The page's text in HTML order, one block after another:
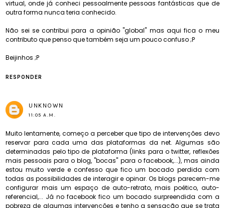
virtual, onde já conheci pessoalmente pessoas fantásticas que de
outra forma nunca teria conhecido.
Não sei se contribui para a opinião "global" mas aqui fica o meu
contributo que penso que também seja um pouco confuso ;P
Beijinhos ;P
RESPONDER
UNKNOWN
11:05 A.M.
Muito lentamente, começo a perceber que tipo de intervenções devo
reservar para cada uma das plataformas da net. Algumas são
determinadas pelo tipo de plataforma (links para o twitter, reflexões
mais pessoais para o blog, "bocas" para o facebook,...), mas ainda
estou muito verde e confesso que fico um bocado perdida com
todas as possibilidades de interagir e opinar. Os blogs parecem-me
configurar mais um espaço de auto-retrato, mais poético, auto-
referencial,... Já no facebook fico um bocado surpreendida com a
pobreza de algumas intervenções e tenho a sensação que se trata